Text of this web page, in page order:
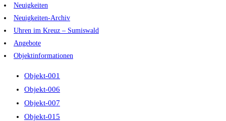
Neuigkeiten
Neuigkeiten-Archiv
Uhren im Kreuz – Sumiswald
Angebote
Objektinformationen
Objekt-001
Objekt-006
Objekt-007
Objekt-015